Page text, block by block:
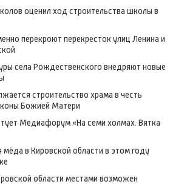
оценил ход строительства школы в
перекроют перекресток улиц Ленина и
села Рождественского внедряют новые
строительство храма в честь
Божией Матери
Медиафорум «На семи холмах. Вятка
мёда в Кировской области в этом году
области местами возможен